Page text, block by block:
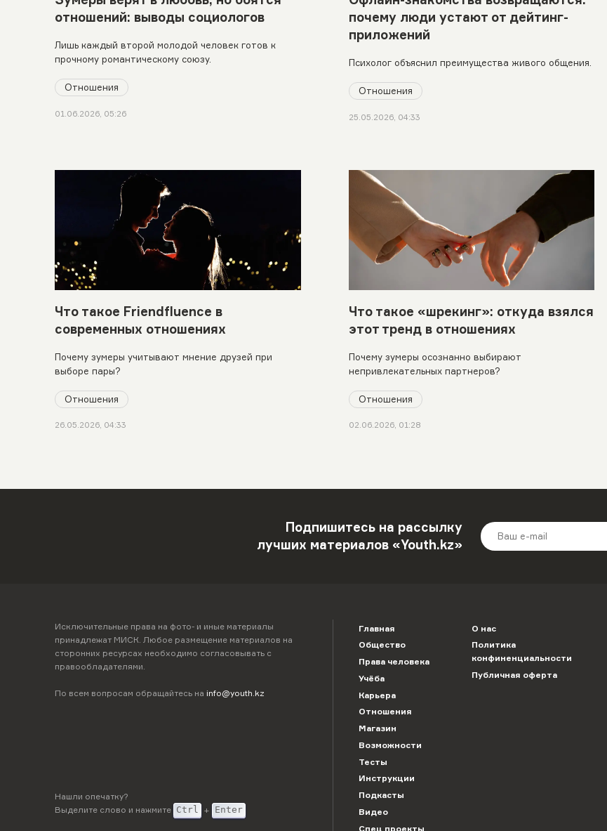
отношений: выводы социологов
Лишь каждый второй молодой человек готов к
прочному романтическому союзу.
Отношения
01.06.2026, 05:26
почему люди устают от дейтинг-
приложений
Психолог объяснил преимущества живого общения.
Отношения
25.05.2026, 04:33
Что такое Friendfluence в
современных отношениях
Почему зумеры учитывают мнение друзей при
выборе пары?
Отношения
26.05.2026, 04:33
Что такое «шрекинг»: откуда взялся
этот тренд в отношениях
Почему зумеры осознанно выбирают
непривлекательных партнеров?
Отношения
02.06.2026, 01:28
Подпишитесь на рассылку
лучших материалов «Youth.kz»
Исключительные права на фото- и иные материалы
принадлежат МИСК. Любое размещение материалов на
сторонних ресурсах необходимо согласовывать с
правообладателями.
По всем вопросам обращайтесь на info@youth.kz
Нашли опечатку?
Выделите слово и нажмите Ctrl + Enter
Главная
Общество
Права человека
Учёба
Карьера
Отношения
Магазин
Возможности
Тесты
Инструкции
Подкасты
Видео
Спец проекты
О нас
Политика
конфиненциальности
Публичная оферта